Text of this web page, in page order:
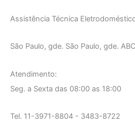
Assistência Técnica
São Paulo, gde. São Paulo, gde.
Atendimento:
Seg. a Sexta das 08:00 as 18:00
Tel. 11-3971-8804 - 3483-8722